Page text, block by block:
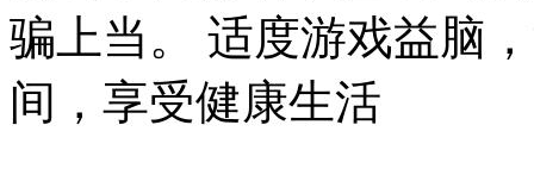
骗上当。 适度游戏益脑
间，享受健康生活